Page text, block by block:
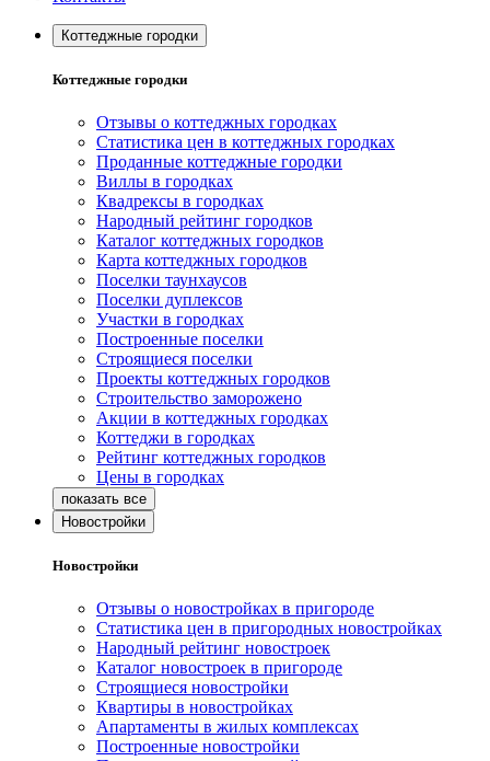
Коттеджные городки
Коттеджные городки
Отзывы о коттеджных городках
Статистика цен в коттеджных городках
Проданные коттеджные городки
Виллы в городках
Квадрексы в городках
Народный рейтинг городков
Каталог коттеджных городков
Карта коттеджных городков
Поселки таунхаусов
Поселки дуплексов
Участки в городках
Построенные поселки
Строящиеся поселки
Проекты коттеджных городков
Строительство заморожено
Акции в коттеджных городках
Коттеджи в городках
Рейтинг коттеджных городков
Цены в городках
Новостройки
Новостройки
Отзывы о новостройках в пригороде
Статистика цен в пригородных новостройках
Народный рейтинг новостроек
Каталог новостроек в пригороде
Строящиеся новостройки
Квартиры в новостройках
Апартаменты в жилых комплексах
Построенные новостройки